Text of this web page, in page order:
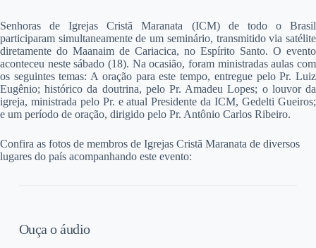
Senhoras de Igrejas Cristã Maranata (ICM) de todo o Brasil
participaram simultaneamente de um seminário, transmitido via satélite
diretamente do Maanaim de Cariacica, no Espírito Santo. O evento
aconteceu neste sábado (18). Na ocasião, foram ministradas aulas com
os seguintes temas: A oração para este tempo, entregue pelo Pr. Luiz
Eugênio; histórico da doutrina, pelo Pr. Amadeu Lopes; o louvor da
igreja, ministrada pelo Pr. e atual Presidente da ICM, Gedelti Gueiros;
e um período de oração, dirigido pelo Pr. Antônio Carlos Ribeiro.
Confira as fotos de membros de Igrejas Cristã Maranata de diversos
lugares do país acompanhando este evento:
Ouça o áudio